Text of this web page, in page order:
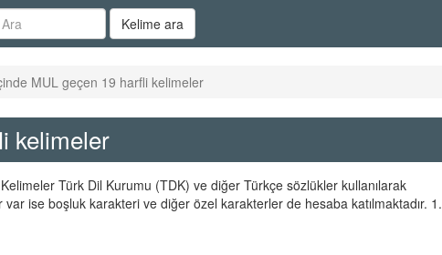
Kelime ara
MUL geçen 19 harfli kelimeler
kelimeler
Türk Dil Kurumu (TDK) ve diğer Türkçe sözlükler kullanılarak
var ise boşluk karakteri ve diğer özel karakterler de hesaba katılmaktadır. 1.